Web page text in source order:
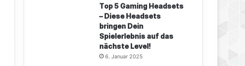
Top 5 Gaming Headsets
– Diese Headsets
bringen Dein
Spielerlebnis auf das
nächste Level!
6. Januar 2025